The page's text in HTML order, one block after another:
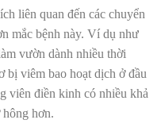
liên quan đến các chuyển
mắc bệnh này. Ví dụ như
vườn dành nhiều thời
bị viêm bao hoạt dịch ở đầu
viên điền kinh có nhiều khả
hơn.